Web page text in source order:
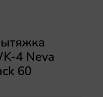
4 Neva
60